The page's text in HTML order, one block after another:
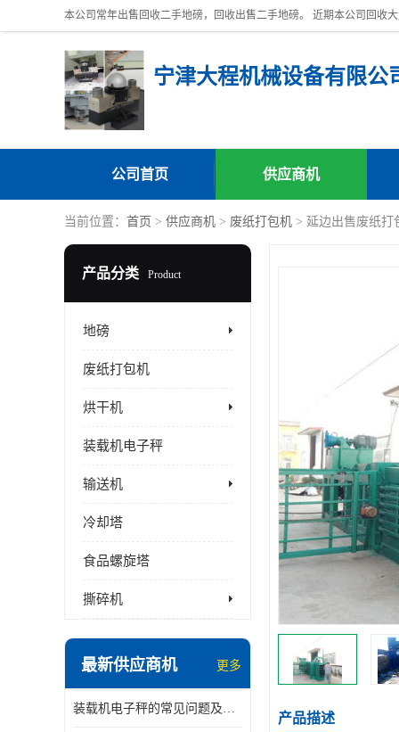
宁津大程机械设备有限公
公司首页 供应商机
当前位置： 首页 > 供应商机 > 废纸打包机 > 延边出售废纸打
产品分类 Product
地磅
废纸打包机
烘干机
装载机电子秤
输送机
冷却塔
食品螺旋塔
撕碎机
最新供应商机 更多
装载机电子秤的常见问题及解决方法介绍
产品描述